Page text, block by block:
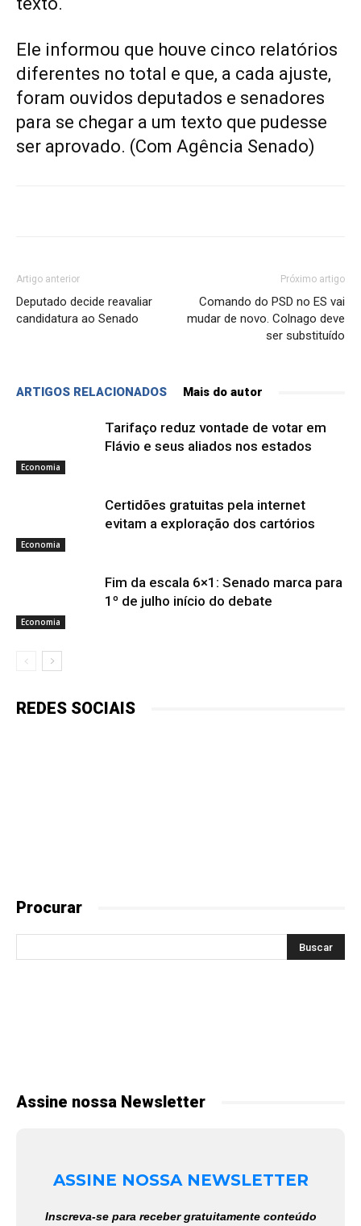
Ele informou que houve cinco relatórios
diferentes no total e que, a cada ajuste,
foram ouvidos deputados e senadores
para se chegar a um texto que pudesse
ser aprovado. (Com Agência Senado)
Artigo anterior
Deputado decide reavaliar
candidatura ao Senado
Próximo artigo
Comando do PSD no ES vai
mudar de novo. Colnago deve
ser substituído
ARTIGOS RELACIONADOS Mais do autor
Economia
Tarifaço reduz vontade de votar em
Flávio e seus aliados nos estados
Economia
Certidões gratuitas pela internet
evitam a exploração dos cartórios
Economia
Fim da escala 6×1: Senado marca para
1º de julho início do debate
REDES SOCIAIS
Procurar
Assine nossa Newsletter
ASSINE NOSSA NEWSLETTER
Inscreva-se para receber gratuitamente conteúdo